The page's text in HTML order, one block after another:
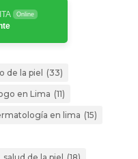
Online
de la piel (33)
en Lima (11)
en lima (15)